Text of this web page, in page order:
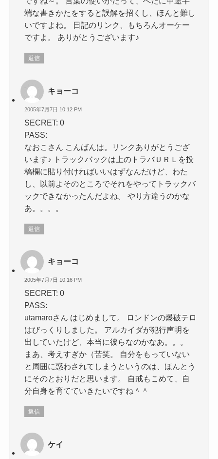
端な書きかたをすると誤解を招くし、ほんと難し
いですよね。 日記のリンク、もちろんオーケー
ですよ。 ありがとうございます♪
返信
キョーコ
2005年7月7日 10:12 PM
SECRET: 0
PASS:
なおこさん こんばんは。リンクありがとうござ
います♪ トラックバックは上のトラバＵＲＬを投
稿欄に貼り付ければいいはずなんだけど、わた
し、以前よそのところでそれをやってトラックバ
ックできなかったんだよね。 やり方違うのかな
あ。。。。
返信
キョーコ
2005年7月7日 10:16 PM
SECRET: 0
PASS:
utamaroさん はじめまして。 ロンドンの爆破テロ
はびっくりしました。 アルカイダが犯行声明を
出していたけど、本当に彼らなのかなあ。。。
まあ、考えすぎか（苦笑。 自分をもっていない
と周囲に惑わされてしまうというのは、ほんとう
にそのとおりだと思います。 自戒もこめて、自
分自身を育てていきたいですね＾＾
返信
ケイ